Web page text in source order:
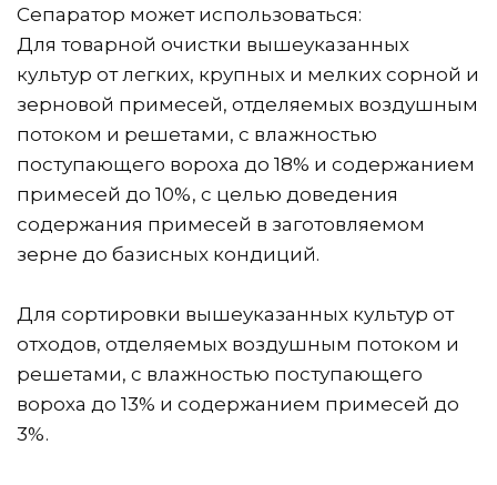
Сепаратор может использоваться:
Для товарной очистки вышеуказанных
культур от легких, крупных и мелких сорной и
зерновой примесей, отделяемых воздушным
потоком и решетами, с влажностью
поступающего вороха до 18% и содержанием
примесей до 10%, с целью доведения
содержания примесей в заготовляемом
зерне до базисных кондиций.
Для сортировки вышеуказанных культур от
отходов, отделяемых воздушным потоком и
решетами, с влажностью поступающего
вороха до 13% и содержанием примесей до
3%.